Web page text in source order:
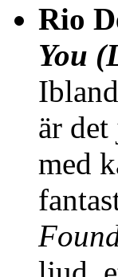
Rio
You
är
med